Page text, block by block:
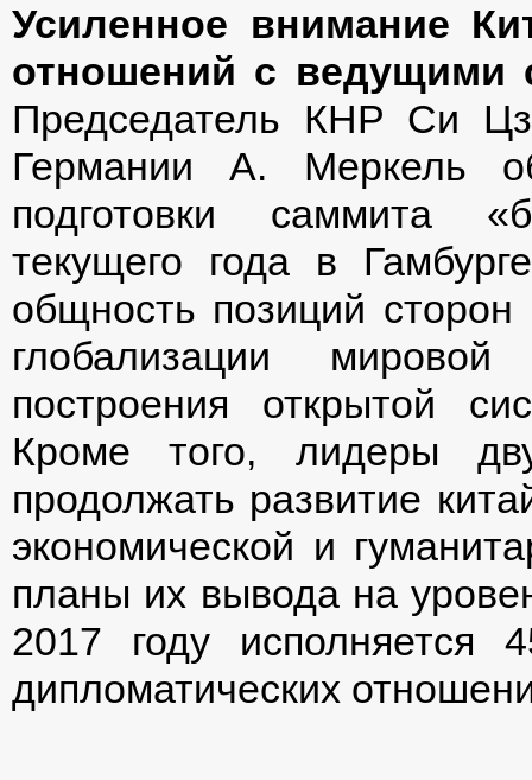
Усиленное внимание
отношений с ведущими
Председатель КНР Си
Германии А. Меркель
подготовки саммита
текущего года в
общность позиций
глобализации
построения открытой
Кроме того, лидеры
продолжать развитие
экономической и
планы их вывода на
2017 году исполняется
дипломатических